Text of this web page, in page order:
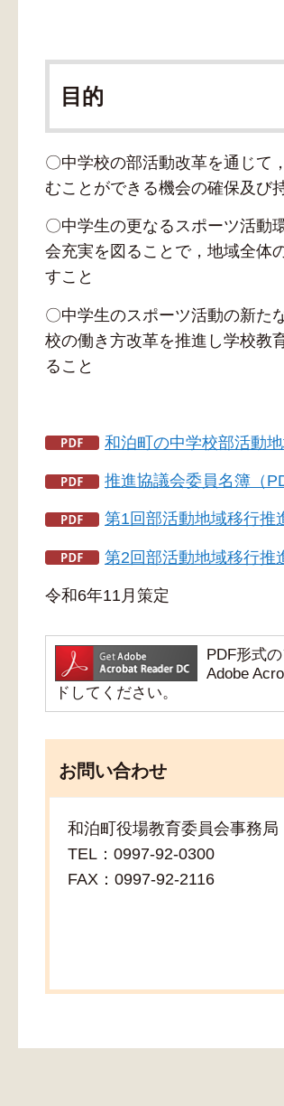
目的
〇中学校の部活動改革を通じて
むことができる機会の確保及び
〇中学生の更なるスポーツ活動
会充実を図ることで，地域全体
すこと
〇中学生のスポーツ活動の新た
校の働き方改革を推進し学校教
ること
和泊町の中学校部活動
推進協議会委員名簿（
第1回部活動地域移行推
第2回部活動地域移行推
令和6年11月策定
PDF形式
Adobe
ドしてください。
お問い合わせ
和泊町役場教育委員会事務局
TEL：0997-92-0300
FAX：0997-92-2116